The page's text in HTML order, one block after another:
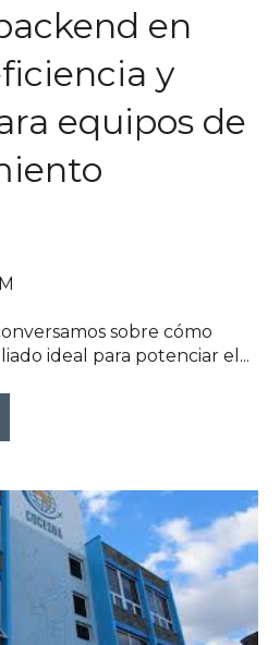
en
y
equipos de
sobre cómo
ideal para potenciar el...